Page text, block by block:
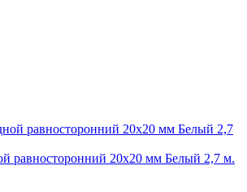
равносторонний 20х20 мм Белый 2,7 м.